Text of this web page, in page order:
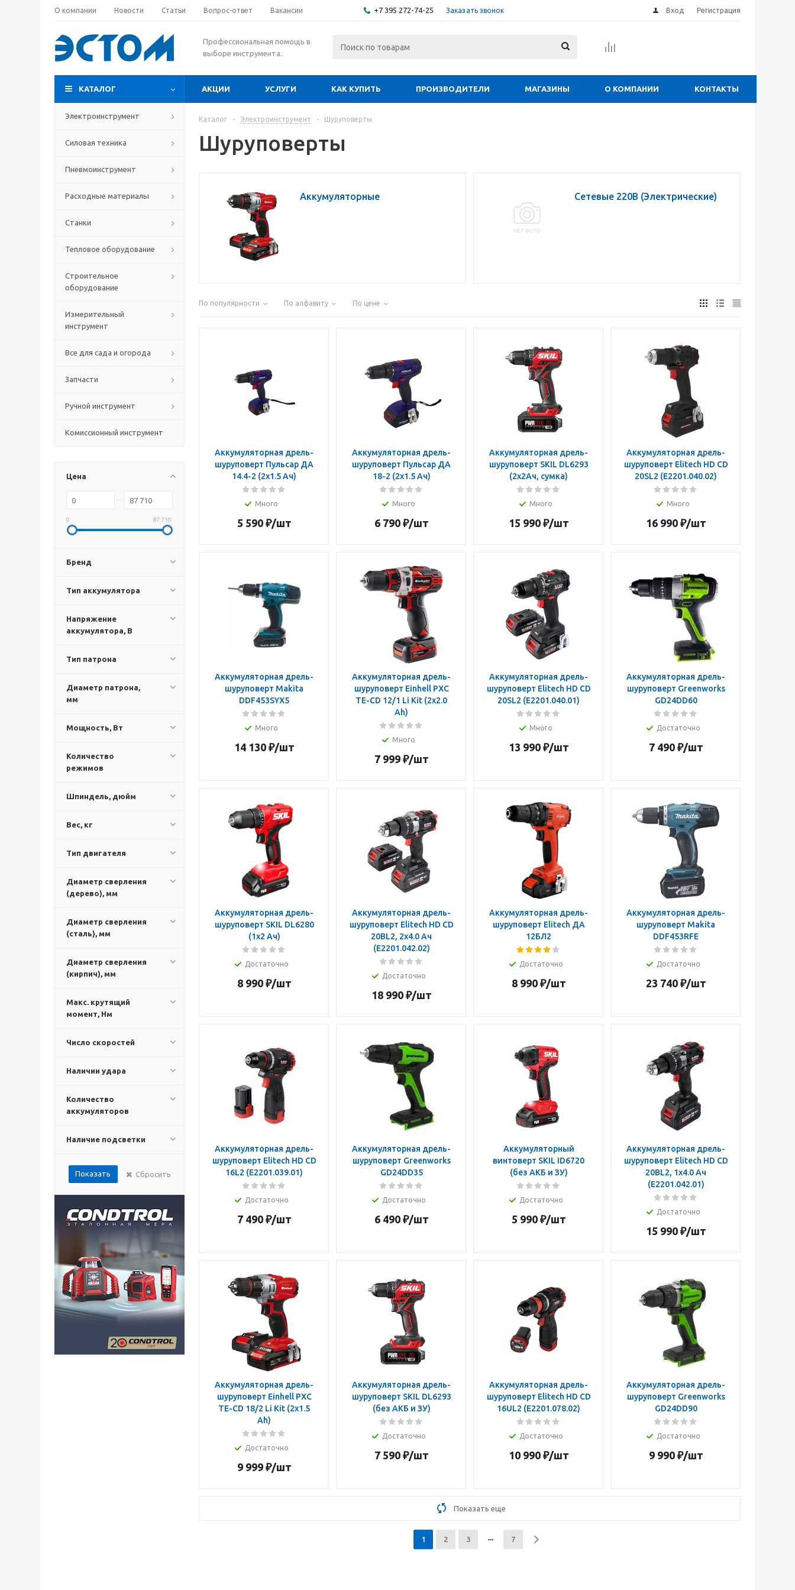
О компании Новости Статьи Вопрос-ответ Вакансии +7 395 272-74-25 Заказать звонок Вход Регистрация
Профессиональная помощь в
выборе инструмента.
КАТАЛОГ АКЦИИ УСЛУГИ КАК КУПИТЬ ПРОИЗВОДИТЕЛИ МАГАЗИНЫ О КОМПАНИИ КОНТАКТЫ
Электроинструмент
Силовая техника
Пневмоинструмент
Расходные материалы
Станки
Тепловое оборудование
Строительное
оборудование
Измерительный
инструмент
Все для сада и огорода
Запчасти
Ручной инструмент
Комиссионный инструмент
Цена
0 87 710
Бренд
Тип аккумулятора
Напряжение
аккумулятора, В
Тип патрона
Диаметр патрона,
мм
Мощность, Вт
Количество
режимов
Шпиндель, дюйм
Вес, кг
Тип двигателя
Диаметр сверления
(дерево), мм
Диаметр сверления
(сталь), мм
Диаметр сверления
(кирпич), мм
Макс. крутящий
момент, Нм
Число скоростей
Наличии удара
Количество
аккумуляторов
Наличие подсветки
Показать Сбросить
Каталог - Электроинструмент - Шуруповерты
Шуруповерты
Аккумуляторные Сетевые 220В (Электрические)
По популярности По алфавиту По цене
Аккумуляторная дрель-
шуруповерт Пульсар ДА
14.4-2 (2х1.5 Ач)
Много
5 590₽/шт
Аккумуляторная дрель-
шуруповерт Пульсар ДА
18-2 (2х1.5 Ач)
Много
6 790₽/шт
Аккумуляторная дрель-
шуруповерт SKIL DL6293
(2х2Ач, сумка)
Много
15 990₽/шт
Аккумуляторная дрель-
шуруповерт Elitech HD CD
20SL2 (E2201.040.02)
Много
16 990₽/шт
Аккумуляторная дрель-
шуруповерт Makita
DDF453SYX5
Много
14 130₽/шт
Аккумуляторная дрель-
шуруповерт Einhell PXC
TE-CD 12/1 Li Kit (2x2.0
Ah)
Много
7 999₽/шт
Аккумуляторная дрель-
шуруповерт Elitech HD CD
20SL2 (E2201.040.01)
Много
13 990₽/шт
Аккумуляторная дрель-
шуруповерт Greenworks
GD24DD60
Достаточно
7 490₽/шт
Аккумуляторная дрель-
шуруповерт SKIL DL6280
(1х2 Ач)
Достаточно
8 990₽/шт
Аккумуляторная дрель-
шуруповерт Elitech HD CD
20BL2, 2x4.0 Ач
(E2201.042.02)
Достаточно
18 990₽/шт
Аккумуляторная дрель-
шуруповерт Elitech ДА
12БЛ2
Достаточно
8 990₽/шт
Аккумуляторная дрель-
шуруповерт Makita
DDF453RFE
Достаточно
23 740₽/шт
Аккумуляторная дрель-
шуруповерт Elitech HD CD
16L2 (E2201.039.01)
Достаточно
7 490₽/шт
Аккумуляторная дрель-
шуруповерт Greenworks
GD24DD35
Достаточно
6 490₽/шт
Аккумуляторный
винтоверт SKIL ID6720
(без АКБ и ЗУ)
Достаточно
5 990₽/шт
Аккумуляторная дрель-
шуруповерт Elitech HD CD
20BL2, 1x4.0 Ач
(E2201.042.01)
Достаточно
15 990₽/шт
Аккумуляторная дрель-
шуруповерт Einhell PXC
TE-CD 18/2 Li Kit (2x1.5
Ah)
Достаточно
9 999₽/шт
Аккумуляторная дрель-
шуруповерт SKIL DL6293
(без АКБ и ЗУ)
Достаточно
7 590₽/шт
Аккумуляторная дрель-
шуруповерт Elitech HD CD
16UL2 (E2201.078.02)
Достаточно
10 990₽/шт
Аккумуляторная дрель-
шуруповерт Greenworks
GD24DD90
Достаточно
9 990₽/шт
Показать еще
1 2 3 7